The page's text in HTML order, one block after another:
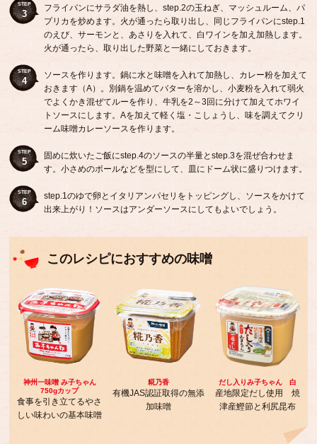
STEP
3
フライパンにサラダ油を熱し、step.2の玉ねぎ、マッシュルーム、パ
プリカを炒めます。火が通ったら取り出し、同じフライパンにstep.1
のえび、サーモンと、あさりを入れて、白ワインを加え加熱します。
火が通ったら、取り出した野菜と一緒にしておきます。
STEP
4
ソースを作ります。鍋に水と味噌を入れて加熱し、カレー粉を加えて
おきます（A）。別鍋を温めてバターを溶かし、小麦粉を入れて弱火
でよくかき混ぜてルーを作り、牛乳を2～3回に分けて加えてホワイ
トソースにします。Aを加えて軽く塩・こしょうし、味を調えてクリ
ーム味噌カレーソースを作ります。
STEP
5
固めに炊いたご飯にstep.4のソースの半量とstep.3を混ぜ合わせま
す。小さめのボールなどを型にして、皿にドーム状に盛りつけます。
STEP
6
step.1のゆで卵とイタリアンパセリをトッピングし、ソースをかけて
出来上がり！ソースはアンダーソースにしてもよいでしょう。
このレシピにおすすめの味噌
神州一味噌 み子ちゃん
750gカップ
食事を引き立てるやさ
しい味わいの基本味噌
糀乃香
有機JAS認証取得の無添
加味噌
だし入りみ子ちゃん 白
産地限定だし使用 焼
津産鰹節と利尻昆布